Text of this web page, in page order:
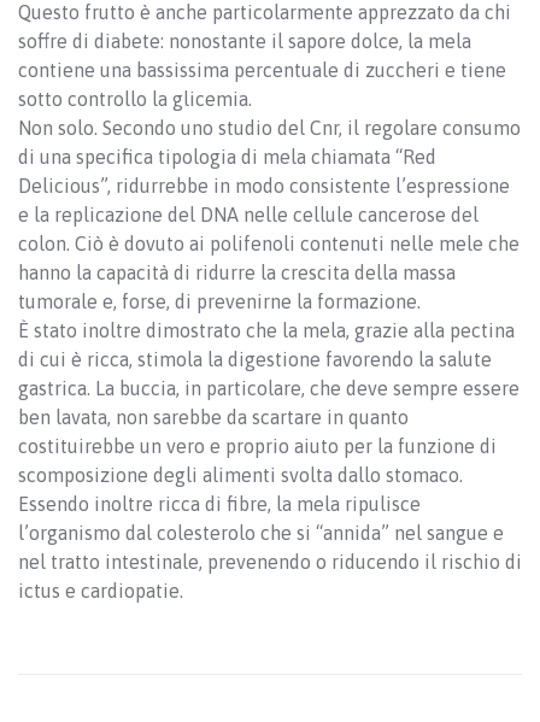
Questo frutto è anche particolarmente apprezzato da chi
soffre di diabete: nonostante il sapore dolce, la mela
contiene una bassissima percentuale di zuccheri e tiene
sotto controllo la glicemia.
Non solo. Secondo uno studio del Cnr, il regolare consumo
di una specifica tipologia di mela chiamata “Red
Delicious”, ridurrebbe in modo consistente l’espressione
e la replicazione del DNA nelle cellule cancerose del
colon. Ciò è dovuto ai polifenoli contenuti nelle mele che
hanno la capacità di ridurre la crescita della massa
tumorale e, forse, di prevenirne la formazione.
È stato inoltre dimostrato che la mela, grazie alla pectina
di cui è ricca, stimola la digestione favorendo la salute
gastrica. La buccia, in particolare, che deve sempre essere
ben lavata, non sarebbe da scartare in quanto
costituirebbe un vero e proprio aiuto per la funzione di
scomposizione degli alimenti svolta dallo stomaco.
Essendo inoltre ricca di fibre, la mela ripulisce
l’organismo dal colesterolo che si “annida” nel sangue e
nel tratto intestinale, prevenendo o riducendo il rischio di
ictus e cardiopatie.